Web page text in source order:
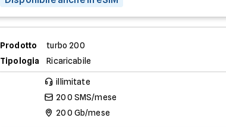
Prodotto
turbo 200
Tipologia
Ricaricabile
illimitate
200 SMS/mese
200 Gb/mese